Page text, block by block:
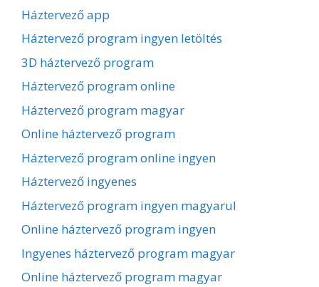
Háztervező app
Háztervező program ingyen letöltés
3D háztervező program
Háztervező program online
Háztervező program magyar
Online háztervező program
Háztervező program online ingyen
Háztervező ingyenes
Háztervező program ingyen magyarul
Online háztervező program ingyen
Ingyenes háztervező program magyar
Online háztervező program magyar